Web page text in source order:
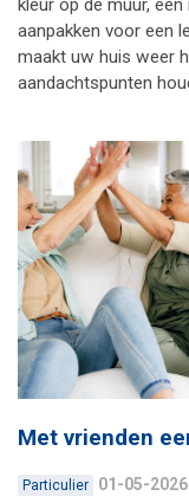
kleur op de muur,
aanpakken voor een
maakt uw huis weer
aandachtspunten
Met vrienden
Particulier 01-05-2026